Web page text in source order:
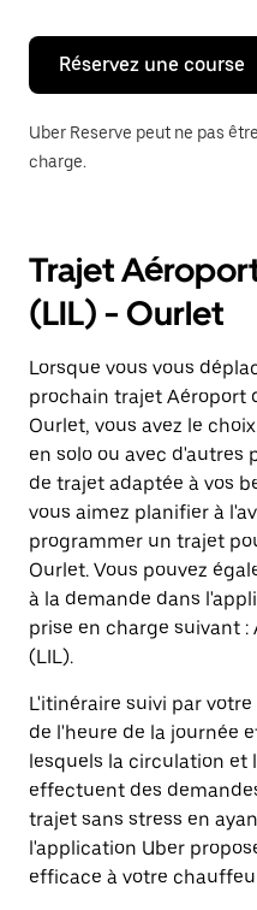
pour
fermer
calendrier.
Réservez une course
Uber Reserve peut ne pas
charge.
Trajet
(LIL) - Ourlet
Lorsque vous vous
prochain trajet Aéroport
Ourlet, vous avez le
en solo ou avec d'autres
de trajet adaptée à vos
vous aimez planifier à
programmer un trajet
Ourlet. Vous pouvez
à la demande dans
prise en charge suivant
(LIL).
L'itinéraire suivi par
de l'heure de la journée
lesquels la circulation et
effectuent des
trajet sans stress en
l'application Uber
efficace à votre